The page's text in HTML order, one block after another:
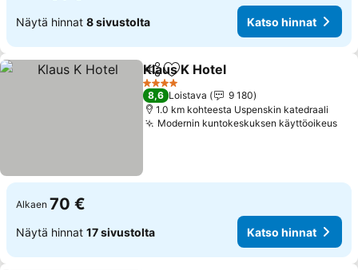
Näytä hinnat 8 sivustolta Katso hinnat
Jaa Lisää suosikkeihin
Klaus K Hotel
4 Tähtiluokitus
8,6 Loistava
9 180
1.0 km kohteesta Uspenskin katedraali
Modernin kuntokeskuksen käyttöoikeus
Alkaen 70 €
Näytä hinnat 17 sivustolta Katso hinnat